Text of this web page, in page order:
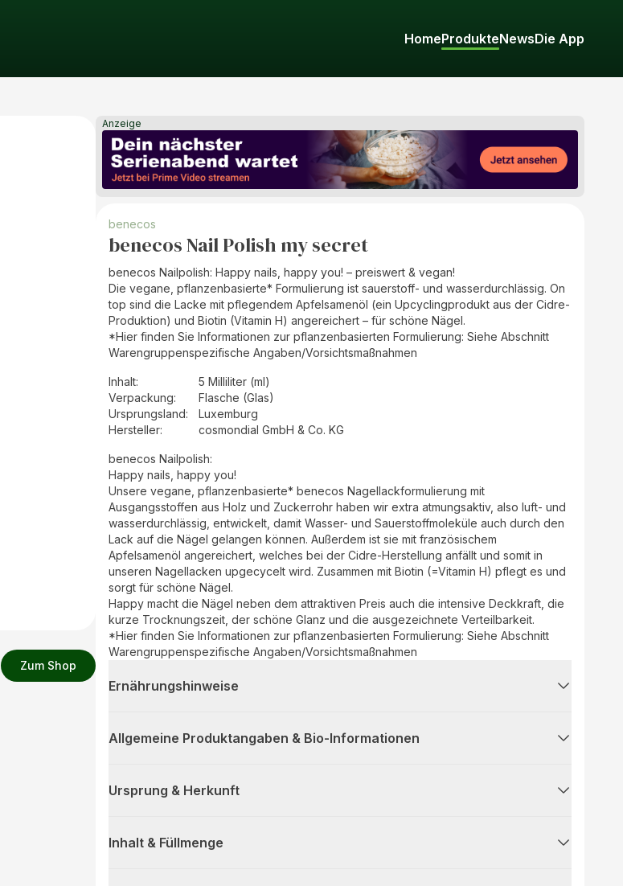
HomeProdukteNewsDie App
Zum Shop
Anzeige
benecos
benecos Nail Polish my secret
benecos Nailpolish: Happy nails, happy you! – preiswert & vegan!
Die vegane, pflanzenbasierte* Formulierung ist sauerstoff- und wasserdurchlässig. On
top sind die Lacke mit pflegendem Apfelsamenöl (ein Upcyclingprodukt aus der Cidre-
Produktion) und Biotin (Vitamin H) angereichert – für schöne Nägel.
*Hier finden Sie Informationen zur pflanzenbasierten Formulierung: Siehe Abschnitt
Warengruppenspezifische Angaben/Vorsichtsmaßnahmen
Inhalt:
5 Milliliter (ml)
Verpackung:
Flasche (Glas)
Ursprungsland:
Luxemburg
Hersteller: cosmondial GmbH & Co. KG
benecos Nailpolish:
Happy nails, happy you!
Unsere vegane, pflanzenbasierte* benecos Nagellackformulierung mit
Ausgangsstoffen aus Holz und Zuckerrohr haben wir extra atmungsaktiv, also luft- und
wasserdurchlässig, entwickelt, damit Wasser- und Sauerstoffmoleküle auch durch den
Lack auf die Nägel gelangen können. Außerdem ist sie mit französischem
Apfelsamenöl angereichert, welches bei der Cidre-Herstellung anfällt und somit in
unseren Nagellacken upgecycelt wird. Zusammen mit Biotin (=Vitamin H) pflegt es und
sorgt für schöne Nägel.
Happy macht die Nägel neben dem attraktiven Preis auch die intensive Deckkraft, die
kurze Trocknungszeit, der schöne Glanz und die ausgezeichnete Verteilbarkeit.
*Hier finden Sie Informationen zur pflanzenbasierten Formulierung: Siehe Abschnitt
Warengruppenspezifische Angaben/Vorsichtsmaßnahmen
Ernährungshinweise
Allgemeine Produktangaben & Bio-Informationen
Ursprung & Herkunft
Inhalt & Füllmenge